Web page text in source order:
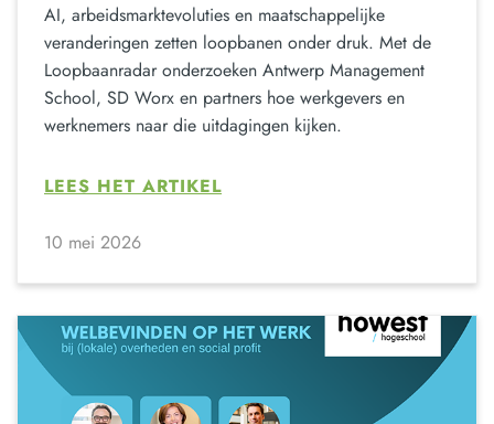
AI, arbeidsmarktevoluties en maatschappelijke
veranderingen zetten loopbanen onder druk. Met de
Loopbaanradar onderzoeken Antwerp Management
School, SD Worx en partners hoe werkgevers en
werknemers naar die uitdagingen kijken.
LEES HET ARTIKEL
10 mei 2026